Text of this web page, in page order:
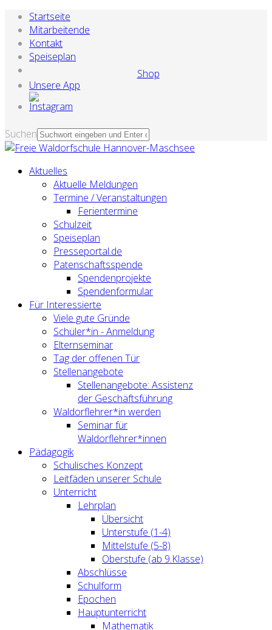
Startseite
Mitarbeitende
Kontakt
Speiseplan
Shop
Unsere App
Suchen
Aktuelles
Aktuelle Meldungen
Termine / Veranstaltungen
Ferientermine
Schulzeit
Speiseplan
Presseportal.de
Patenschaftsspende
Spendenprojekte
Spendenformular
Für Interessierte
Viele gute Gründe
Schüler*in - Anmeldung
Elternseminar
Tag der offenen Tür
Stellenangebote
Stellenangebote: Assistenz
der Geschäftsführung
Waldorflehrer*in werden
Seminar für
Waldorflehrer*innen
Pädagogik
Schulisches Konzept
Leitfäden unserer Schule
Unterricht
Lehrplan
Übersicht
Unterstufe (1-4)
Mittelstufe (5-8)
Oberstufe (ab 9.Klasse)
Abschlüsse
Schulform
Epochen
Hauptunterricht
Mathematik